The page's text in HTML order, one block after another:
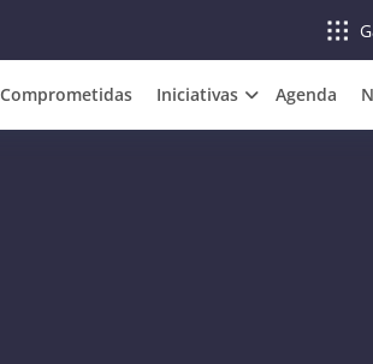
Comprometidas Iniciativas Agenda